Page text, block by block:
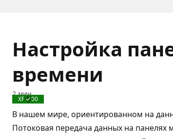
Настройка
времени
Завершено
XP: 100
2 мин
В нашем мире, ориентированном на
Потоковая передача данных на